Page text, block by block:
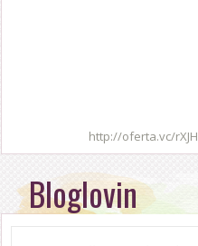
http://oferta.vc/rXJH
Bloglovin